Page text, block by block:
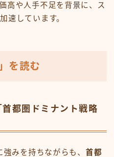
高や人手不足を背景に、ス
速しています。
を読む
都圏ドミナント戦略
みを持ちながらも、 首都